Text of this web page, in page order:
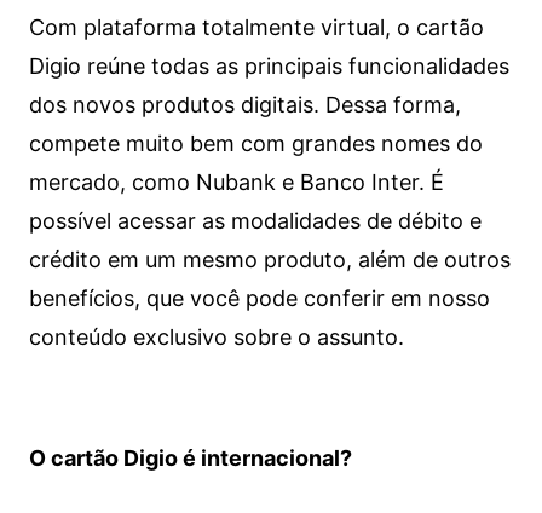
Com plataforma totalmente virtual, o cartão
Digio reúne todas as principais funcionalidades
dos novos produtos digitais. Dessa forma,
compete muito bem com grandes nomes do
mercado, como Nubank e Banco Inter. É
possível acessar as modalidades de débito e
crédito em um mesmo produto, além de outros
benefícios, que você pode conferir em nosso
conteúdo exclusivo sobre o assunto.
O cartão Digio é internacional?